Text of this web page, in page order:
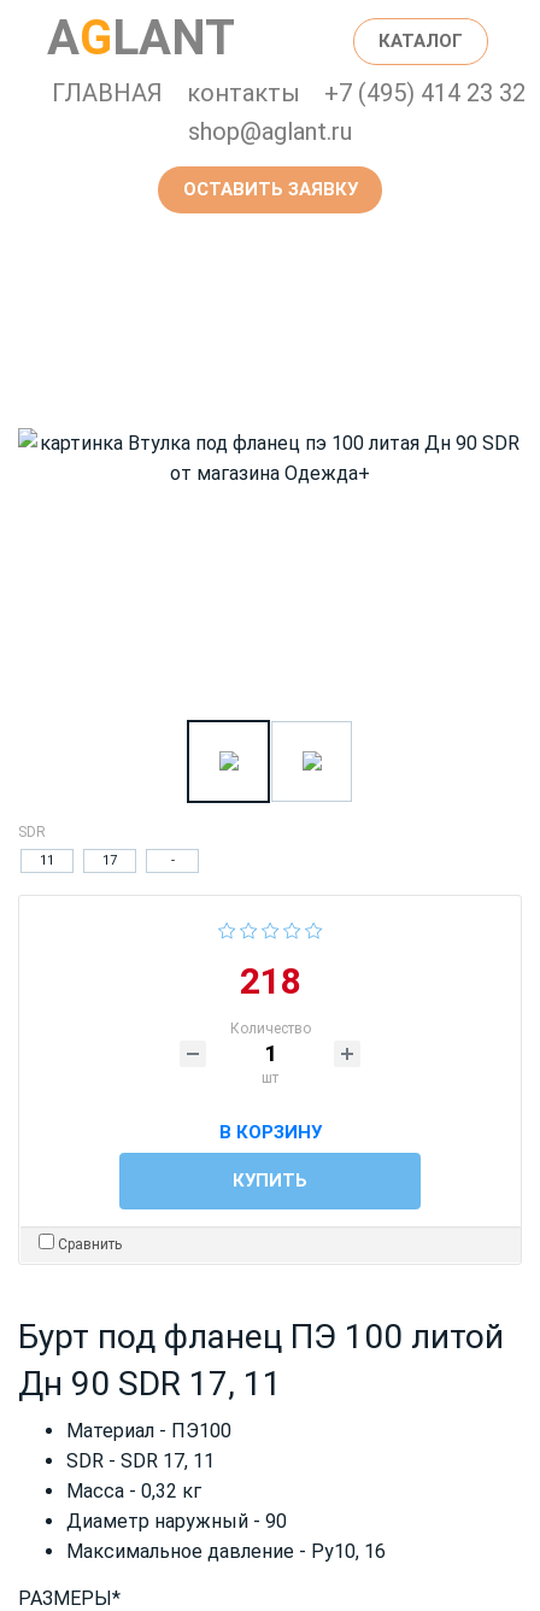
AGLANT КАТАЛОГ
ГЛАВНАЯ контакты
+7 (495) 414 23 32
shop@aglant.ru
ОСТАВИТЬ ЗАЯВКУ
Втулка под фланец пэ
100 литая Дн 90 SDR
SDR
11 17 -
218
Количество
шт
В КОРЗИНУ
КУПИТЬ
Сравнить
Бурт под фланец ПЭ 100 литой
Дн 90 SDR 17, 11
Материал - ПЭ100
SDR - SDR 17, 11
Масса - 0,32 кг
Диаметр наружный - 90
Максимальное давление - Ру10, 16
РАЗМЕРЫ*